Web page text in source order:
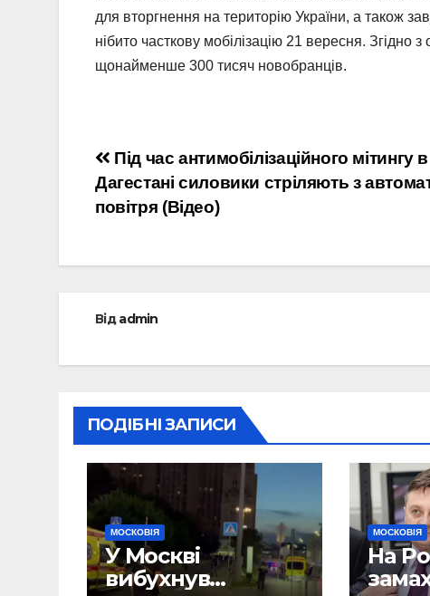
для вторгнення на територію України, а також
нібито часткову мобілізацію 21 вересня.
щонайменше 300 тисяч новобранців.
Навігація
записів
Під час антимобілізаційного мітингу в
Дагестані силовики стріляють з
повітря (Відео)
Відadmin
ПОДІБНІ ЗАПИСИ
МОСКОВІЯ
У Москві
вибухнув
МОСКОВІЯ
На